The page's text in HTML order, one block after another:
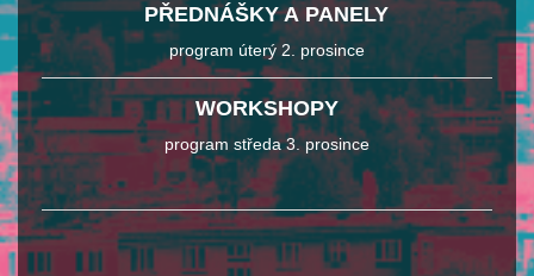
PŘEDNÁŠKY A PANELY
program úterý 2. prosince
WORKSHOPY
program středa 3. prosince